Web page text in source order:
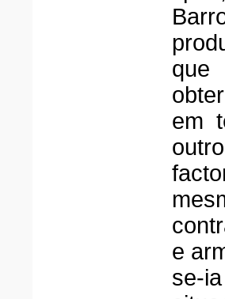
que
em
e
se-